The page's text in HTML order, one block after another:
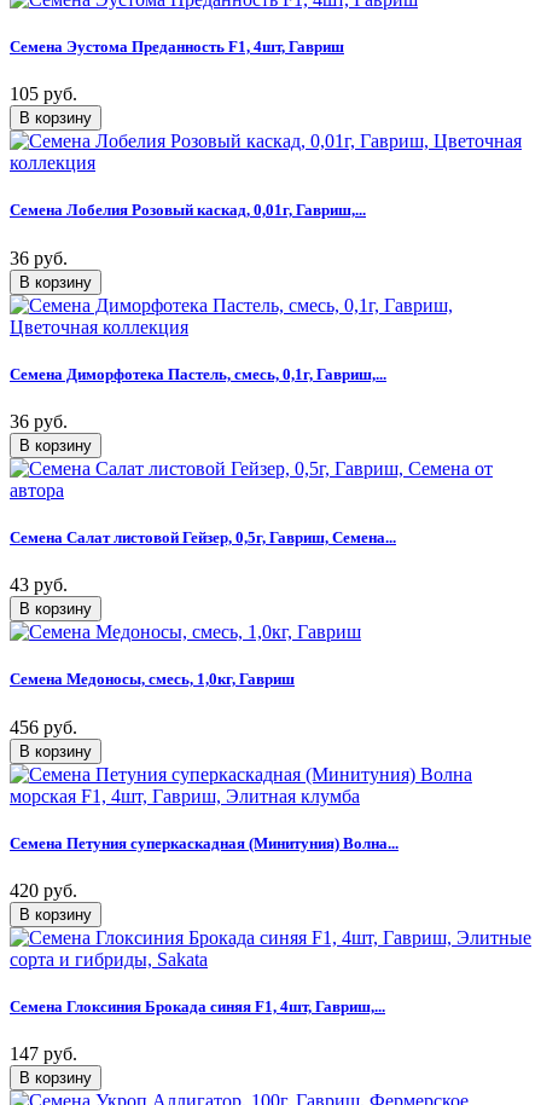
Семена Эустома Преданность F1, 4шт, Гавриш
105 руб.
Семена Лобелия Розовый каскад, 0,01г, Гавриш,...
36 руб.
Семена Диморфотека Пастель, смесь, 0,1г, Гавриш,...
36 руб.
Семена Салат листовой Гейзер, 0,5г, Гавриш, Семена...
43 руб.
Семена Медоносы, смесь, 1,0кг, Гавриш
456 руб.
Семена Петуния суперкаскадная (Минитуния) Волна...
420 руб.
Семена Глоксиния Брокада синяя F1, 4шт, Гавриш,...
147 руб.